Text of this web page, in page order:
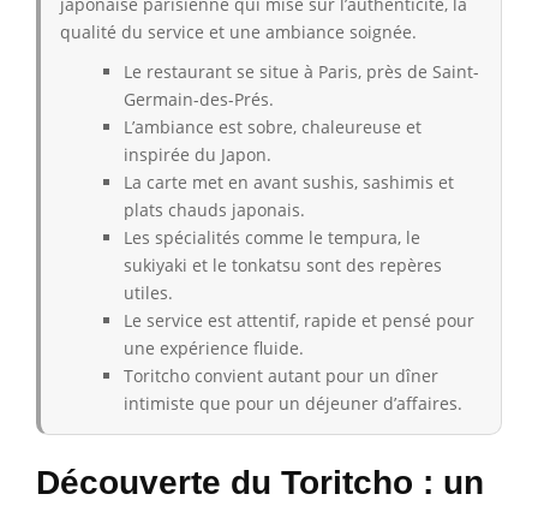
qualité du service et une ambiance soignée.
Le restaurant se situe à Paris, près de Saint-
Germain-des-Prés.
L’ambiance est sobre, chaleureuse et
inspirée du Japon.
La carte met en avant sushis, sashimis et
plats chauds japonais.
Les spécialités comme le tempura, le
sukiyaki et le tonkatsu sont des repères
utiles.
Le service est attentif, rapide et pensé pour
une expérience fluide.
Toritcho convient autant pour un dîner
intimiste que pour un déjeuner d’affaires.
Découverte du Toritcho : un